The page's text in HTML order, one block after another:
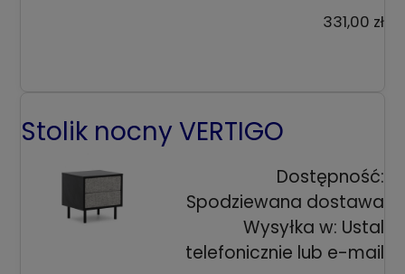
331,00 zł
Stolik nocny VERTIGO
Dostępność:
Spodziewana dostawa
Wysyłka w: Ustal
telefonicznie lub e-mail